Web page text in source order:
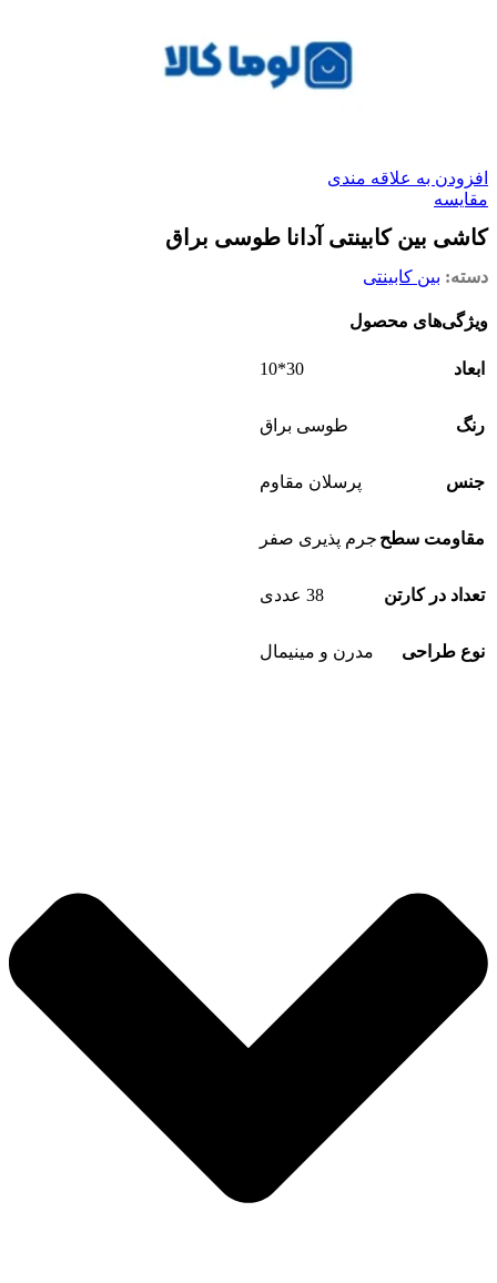
افزودن به علاقه مندی
مقایسه
کاشی بین کابینتی آدانا طوسی براق
دسته: بین کابینتی
ویژگی‌های محصول
ابعاد 30*10
رنگ طوسی براق
جنس پرسلان مقاوم
مقاومت سطح جرم پذیری صفر
تعداد در کارتن 38 عددی
نوع طراحی مدرن و مینیمال